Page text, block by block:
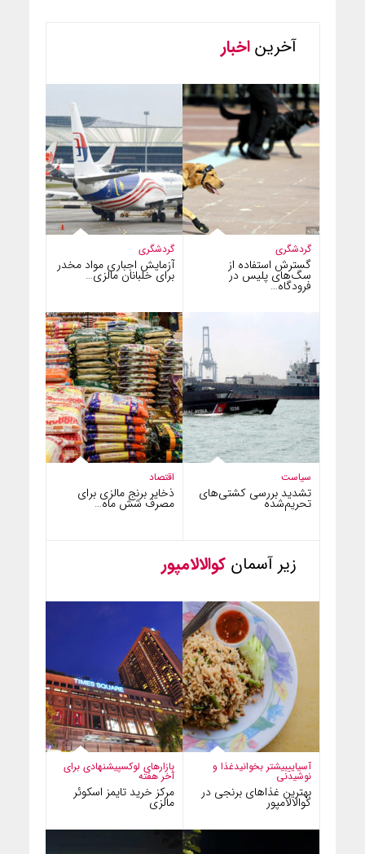
آخریناخبار
گردشگری
آزمایش اجباری مواد مخدر
برای خلبانان مالزی…
گردشگری
گسترش استفاده از
سگ‌های پلیس در
فرودگاه…
اقتصاد
ذخایر برنج مالزی برای
مصرف شش ماه…
سیاست
تشدید بررسی کشتی‌های
تحریم‌شده
زیر آسمان کوالالامپور
بازارهای لوکسپیشنهادی برای
آخر هفته
مرکز خرید تایمز اسکوئر
مالزی
آسیاییبیشتر بخوانیدغذا و
نوشیدنی
بهترین غذاهای برنجی در
کوالالامپور